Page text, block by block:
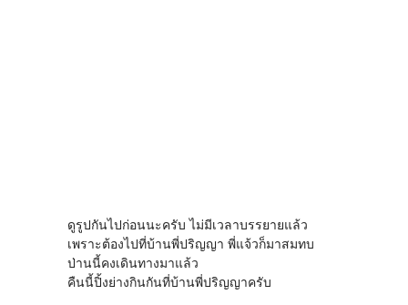
ดูรูปกันไปก่อนนะครับ ไม่มีเวลาบรรยายแล้ว
เพราะต้องไปที่บ้านพี่ปริญญา พี่แจ้วก็มาสมทบ
ป่านนี้คงเดินทางมาแล้ว
คืนนี้ปิ้งย่างกินกันที่บ้านพี่ปริญญาครับ